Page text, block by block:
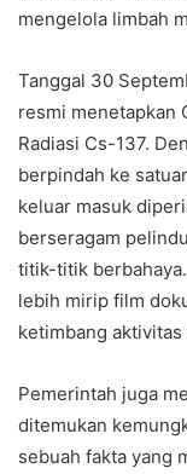
mengelola limbah
Tanggal 30
resmi menetapkan
Radiasi Cs-137.
berpindah ke
keluar masuk
berseragam
titik-titik
lebih mirip film
ketimbang
Pemerintah juga
ditemukan
sebuah fakta yang